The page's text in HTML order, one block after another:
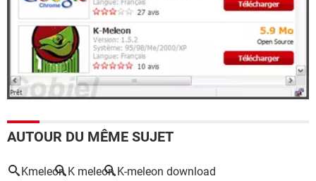
AUTOUR DU MÊME SUJET
Kmeleon K meleon K-meleon download